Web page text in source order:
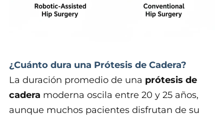
¿Cuánto dura una Prótesis de Cadera?
La duración promedio de una prótesis de
cadera moderna oscila entre 20 y 25 años,
aunque muchos pacientes disfrutan de su